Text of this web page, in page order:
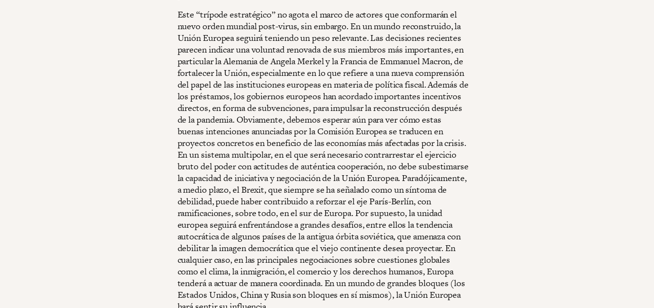
Este “trípode estratégico” no agota el marco de actores que conformarán el
nuevo orden mundial post-virus, sin embargo. En un mundo reconstruido, la
Unión Europea seguirá teniendo un peso relevante. Las decisiones recientes
parecen indicar una voluntad renovada de sus miembros más importantes, en
particular la Alemania de Angela Merkel y la Francia de Emmanuel Macron, de
fortalecer la Unión, especialmente en lo que refiere a una nueva comprensión
del papel de las instituciones europeas en materia de política fiscal. Además de
los préstamos, los gobiernos europeos han acordado importantes incentivos
directos, en forma de subvenciones, para impulsar la reconstrucción después
de la pandemia. Obviamente, debemos esperar aún para ver cómo estas
buenas intenciones anunciadas por la Comisión Europea se traducen en
proyectos concretos en beneficio de las economías más afectadas por la crisis.
En un sistema multipolar, en el que será necesario contrarrestar el ejercicio
bruto del poder con actitudes de auténtica cooperación, no debe subestimarse
la capacidad de iniciativa y negociación de la Unión Europea. Paradójicamente,
a medio plazo, el Brexit, que siempre se ha señalado como un síntoma de
debilidad, puede haber contribuido a reforzar el eje París-Berlín, con
ramificaciones, sobre todo, en el sur de Europa. Por supuesto, la unidad
europea seguirá enfrentándose a grandes desafíos, entre ellos la tendencia
autocrática de algunos países de la antigua órbita soviética, que amenaza con
debilitar la imagen democrática que el viejo continente desea proyectar. En
cualquier caso, en las principales negociaciones sobre cuestiones globales
como el clima, la inmigración, el comercio y los derechos humanos, Europa
tenderá a actuar de manera coordinada. En un mundo de grandes bloques (los
Estados Unidos, China y Rusia son bloques en sí mismos), la Unión Europea